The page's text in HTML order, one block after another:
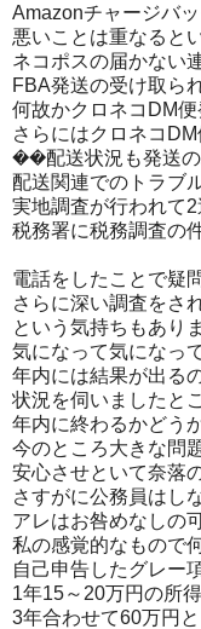
Amazonチャージバッ
悪いことは重なると
ネコポスの届かない
FBA発送の受け取ら
何故かクロネコDM便
さらにはクロネコ
��配送状況も発送の
配送関連でのトラブ
実地調査が行われて2
税務署に税務調査の
電話をしたことで疑
さらに深い調査をさ
という気持ちもあり
気になって気になっ
年内には結果が出る
状況を伺いましたと
年内に終わるかどう
今のところ大きな問
安心させといて奈落
さすがに公務員はし
アレはお咎めなしの
私の感覚的なもので
自己申告したグレー
1年15～20万円の所
3年合わせて60万円